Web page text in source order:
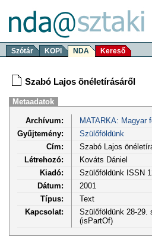
Szótár KOPI NDA Kereső
Szabó Lajos önéletírásáről
Metaadatok
Archívum:
MATARKA: Magyar
Gyűjtemény:
Szülőföldünk
Cím:
Szabó Lajos
Létrehozó:
Kováts Dániel
Kiadó:
Szülőföldünk ISSN
Dátum:
2001
Típus:
Text
Kapcsolat:
Szülőföldünk 28-29.
(isPartOf)